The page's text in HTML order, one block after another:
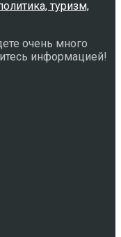
очень много
информацией!